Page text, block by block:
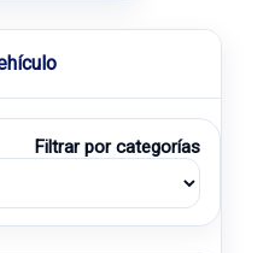
Filtrar por categorías